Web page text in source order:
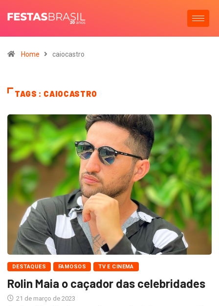
Home caiocastro
TAGS : CAIOCASTRO
DESTAQUES FAMOSOS TV E CINEMA
Rolin Maia o caçador das celebridades
21 de março de 2023